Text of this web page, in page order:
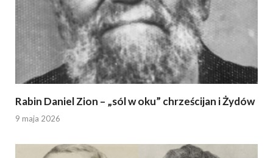
Rabin Daniel Zion – „sól w oku” chrześcijan i Żydów
9 maja 2026